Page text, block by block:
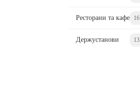
Ресторани та кафе 16
Держустанови 13